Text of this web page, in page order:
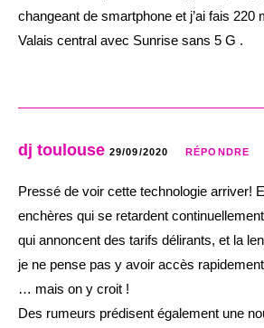
changeant de smartphone et j’ai fais 220
Valais central avec Sunrise sans 5 G .
dj toulouse 29/09/2020 RÉPONDRE
Pressé de voir cette technologie arriver!
enchères qui se retardent
qui annoncent des tarifs délirants, et la
je ne pense pas y avoir accès
… mais on y croit !
Des rumeurs prédisent également une